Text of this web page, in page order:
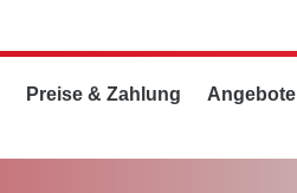
Preise & Zahlung Angebote